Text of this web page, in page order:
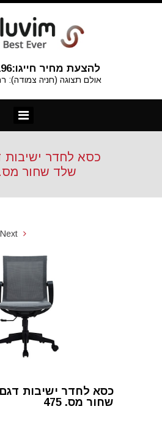
להצעת מחיר חייגו:
אולם תצוגה (חניה צמודה): רחוב
שלד שחור מס. 475
Next
שחור מס. 475